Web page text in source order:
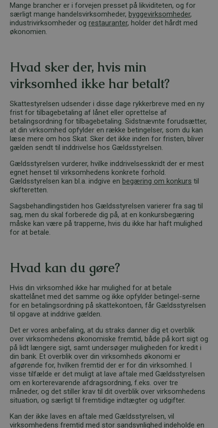
Mange brancher er i forvejen presset på likviditeten, og for
særligt mange handelsvirksomheder, byggevirksomheder,
industrivirksomheder og restauranter, holder det hårdt med
økonomien.
Hvad sker der, hvis min
virksomhed ikke har betalt?
Skattestyrelsen udsender i disse dage rykkerbreve med en ny
frist for tilbagebetaling af lånet eller oprettelse af
betalingsordning for tilbagebetaling. Sidstnævnte forudsætter,
at din virksomhed opfylder en række betingelser, som du kan
læse mere om hos Skat. Sker det ikke inden for fristen, bliver
gælden sendt til inddrivelse hos Gældsstyrelsen.
Gældsstyrelsen vurderer, hvilke inddrivelsesskridt der er mest
egnet henset til virksomhedens konkrete forhold.
Gældsstyrelsen kan bl.a. indgive en begæring om konkurs til
skifteretten.
Sagsbehandlingstiden hos Gældsstyrelsen varierer fra sag til
sag, men du skal forberede dig på, at en konkursbegæring
måske kan være på trapperne, hvis du ikke har haft mulighed
for at betale.
Hvad kan du gøre?
Hvis din virksomhed ikke har mulighed for at betale
skattelånet med det samme og ikke opfylder betingel-serne
for en betalingsordning på skattekontoen, får Gældsstyrelsen
til opgave at inddrive gælden.
Det er vores anbefaling, at du straks danner dig et overblik
over virksomhedens økonomiske fremtid, både på kort sigt og
på lidt længere sigt, samt undersøger muligheden for kredit i
din bank. Et overblik over din virksomheds økonomi er
afgørende for, hvilken fremtid der er for din virksomhed. I
visse tilfælde er det muligt at lave aftale med Gældsstyrelsen
om en korterevarende afdragsordning, f.eks. over tre
måneder, og det stiller krav til dit overblik over virksomhedens
situation, og særligt til fremtidige indtægter og udgifter.
Kan der ikke laves en aftale med Gældsstyrelsen, vil
virksomhedens fremtid med stor sandsynlighed indeholde en